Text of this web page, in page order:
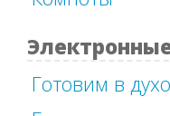
Готовим в